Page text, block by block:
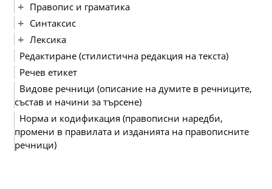
Правопис и граматика
Синтаксис
Лексика
Редактиране (стилистична редакция на текста)
Речев етикет
Видове речници (описание на думите в речниците,
състав и начини за търсене)
Норма и кодификация (правописни наредби,
промени в правилата и изданията на правописните
речници)